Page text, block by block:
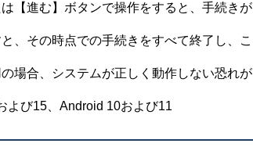
【進む】ボタンで操作をすると、手続きが
、その時点での手続きをすべて終了し、こ
場合、システムが正しく動作しない恐れが
よび15、Android 10および11